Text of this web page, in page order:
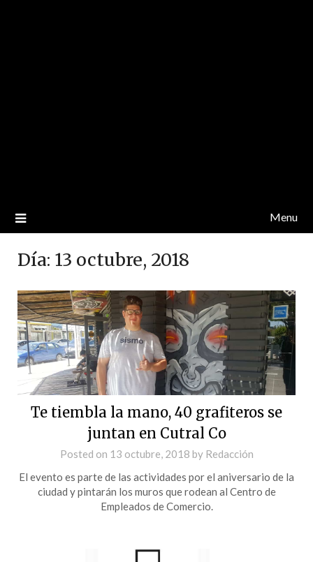
Menu
Día: 13 octubre, 2018
Te tiembla la mano, 40 grafiteros se
juntan en Cutral Co
Posted on 13 octubre, 2018 by Redacción
El evento es parte de las actividades por el aniversario de la
ciudad y pintarán los muros que rodean al Centro de
Empleados de Comercio.